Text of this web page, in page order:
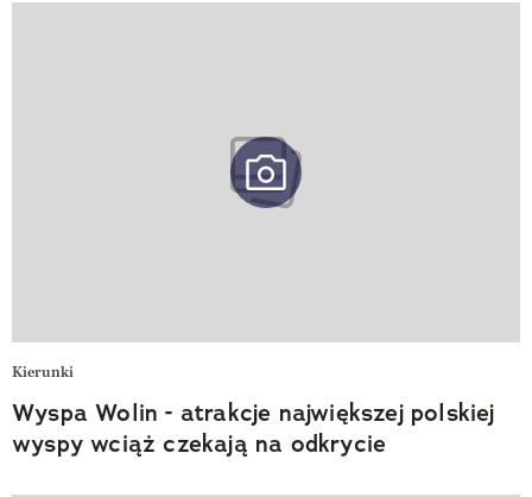
Kierunki
Wyspa Wolin - atrakcje największej polskiej
wyspy wciąż czekają na odkrycie